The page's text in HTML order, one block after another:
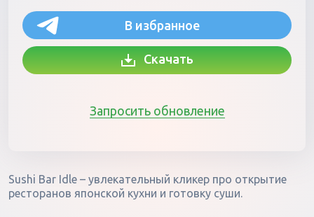
В избранное
Скачать
Запросить обновление
Sushi Bar Idle – увлекательный кликер про открытие
ресторанов японской кухни и готовку суши.